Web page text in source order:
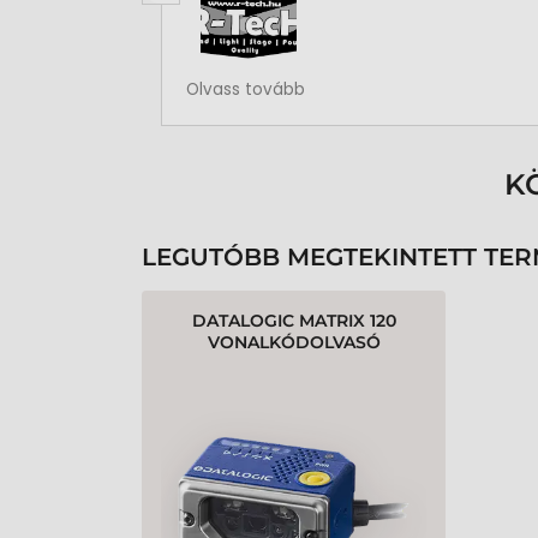
Rendben volt a rendelésem
Olvass tovább
LEGUTÓBB MEGTEKINTETT
DATALOGIC MATRIX 120
VONALKÓDOLVASÓ